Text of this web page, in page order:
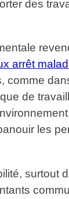
des
arrêt
comme
de
les
surtout